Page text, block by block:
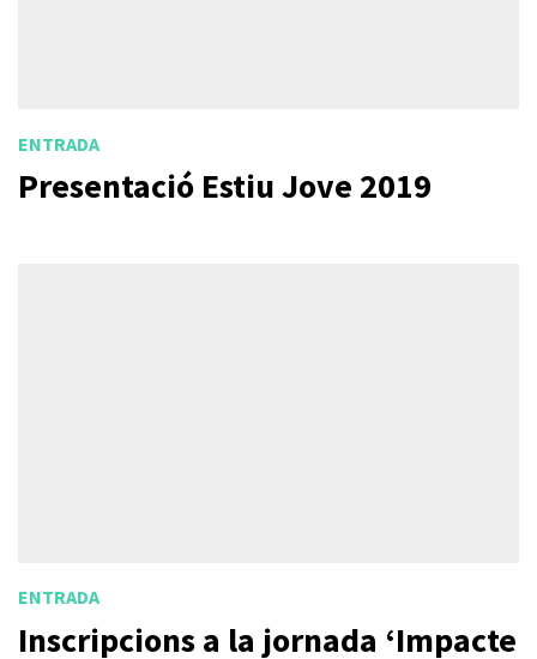
ENTRADA
Presentació Estiu Jove 2019
ENTRADA
Inscripcions a la jornada ‘Impacte